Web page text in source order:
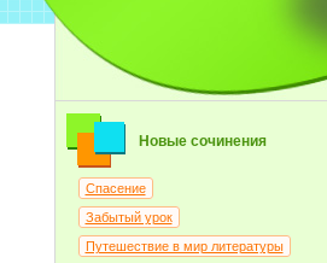
Новые сочинения
Спасение
Забытый урок
Путешествие в мир литературы